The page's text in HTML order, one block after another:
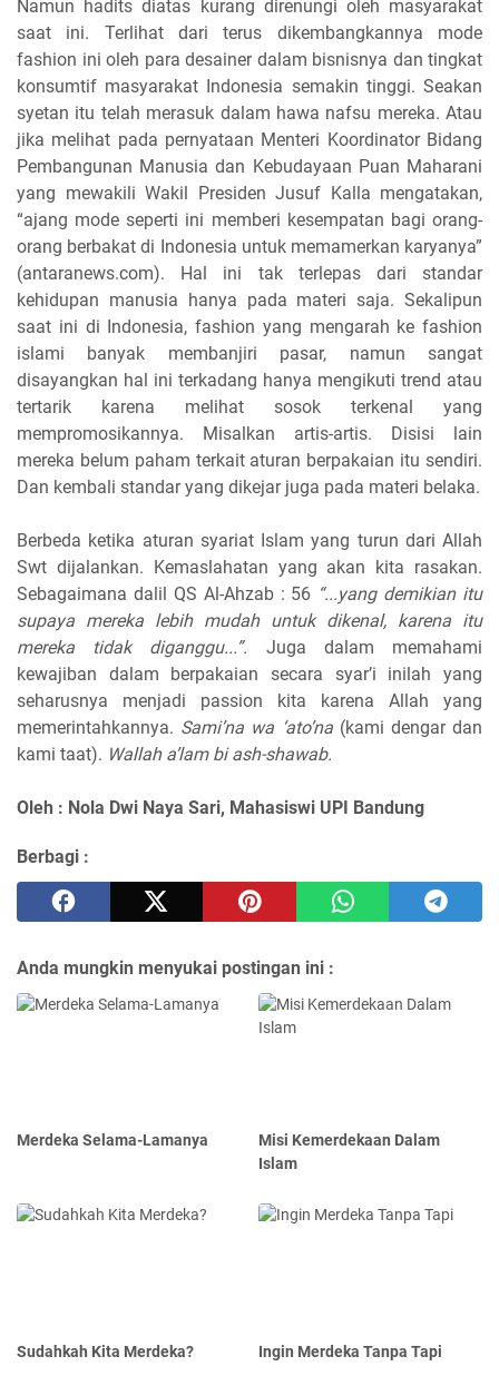
Namun hadits diatas kurang direnungi oleh masyarakat
saat ini. Terlihat dari terus dikembangkannya mode
fashion ini oleh para desainer dalam bisnisnya dan tingkat
konsumtif masyarakat Indonesia semakin tinggi. Seakan
syetan itu telah merasuk dalam hawa nafsu mereka. Atau
jika melihat pada pernyataan Menteri Koordinator Bidang
Pembangunan Manusia dan Kebudayaan Puan Maharani
yang mewakili Wakil Presiden Jusuf Kalla mengatakan,
“ajang mode seperti ini memberi kesempatan bagi orang-
orang berbakat di Indonesia untuk memamerkan karyanya”
(antaranews.com). Hal ini tak terlepas dari standar
kehidupan manusia hanya pada materi saja. Sekalipun
saat ini di Indonesia, fashion yang mengarah ke fashion
islami banyak membanjiri pasar, namun sangat
disayangkan hal ini terkadang hanya mengikuti trend atau
tertarik karena melihat sosok terkenal yang
mempromosikannya. Misalkan artis-artis. Disisi lain
mereka belum paham terkait aturan berpakaian itu sendiri.
Dan kembali standar yang dikejar juga pada materi belaka.
Berbeda ketika aturan syariat Islam yang turun dari Allah
Swt dijalankan. Kemaslahatan yang akan kita rasakan.
Sebagaimana dalil QS Al-Ahzab : 56 “...yang demikian itu
supaya mereka lebih mudah untuk dikenal, karena itu
mereka tidak diganggu...”. Juga dalam memahami
kewajiban dalam berpakaian secara syar’i inilah yang
seharusnya menjadi passion kita karena Allah yang
memerintahkannya. Sami’na wa ‘ato’na(kami dengar dan
kami taat). Wallah a’lam bi ash-shawab.
Oleh : Nola Dwi Naya Sari, Mahasiswi UPI Bandung
Berbagi :
Anda mungkin menyukai postingan ini :
Merdeka Selama-Lamanya
Misi Kemerdekaan Dalam
Islam
Sudahkah Kita Merdeka? Ingin Merdeka Tanpa Tapi